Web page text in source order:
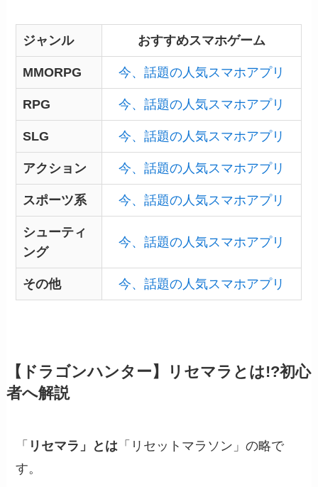
ジャンル おすすめスマホゲーム
MMORPG 今、話題の人気スマホアプリ
RPG 今、話題の人気スマホアプリ
SLG 今、話題の人気スマホアプリ
アクション 今、話題の人気スマホアプリ
スポーツ系 今、話題の人気スマホアプリ
シューティ
ング
今、話題の人気スマホアプリ
その他 今、話題の人気スマホアプリ
【ドラゴンハンター】リセマラとは!?初心
者へ解説
「 リセマラ」とは 「リセットマラソン」の略で
す。